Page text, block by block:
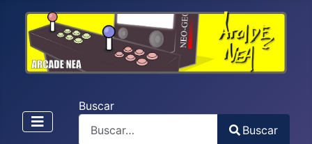
Buscar
Buscar